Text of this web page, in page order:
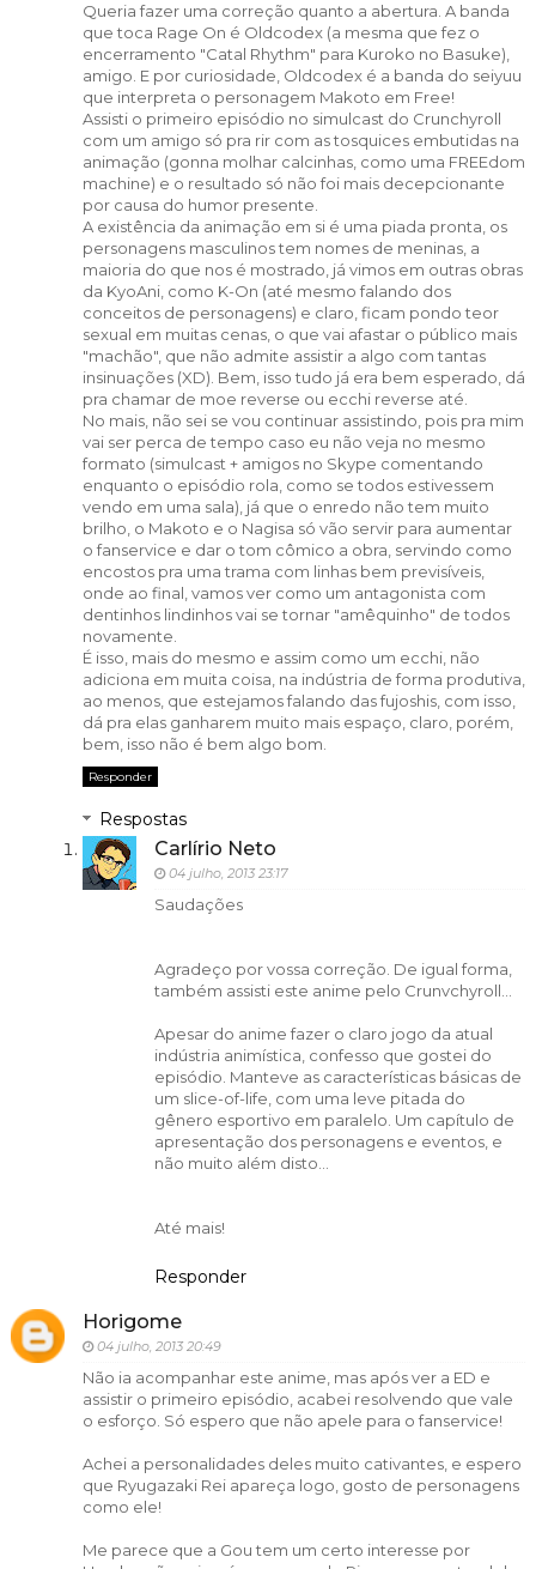
Queria fazer uma correção quanto a abertura. A banda
que toca Rage On é Oldcodex (a mesma que fez o
encerramento "Catal Rhythm" para Kuroko no Basuke),
amigo. E por curiosidade, Oldcodex é a banda do seiyuu
que interpreta o personagem Makoto em Free!
Assisti o primeiro episódio no simulcast do Crunchyroll
com um amigo só pra rir com as tosquices embutidas na
animação (gonna molhar calcinhas, como uma FREEdom
machine) e o resultado só não foi mais decepcionante
por causa do humor presente.
A existência da animação em si é uma piada pronta, os
personagens masculinos tem nomes de meninas, a
maioria do que nos é mostrado, já vimos em outras obras
da KyoAni, como K-On (até mesmo falando dos
conceitos de personagens) e claro, ficam pondo teor
sexual em muitas cenas, o que vai afastar o público mais
"machão", que não admite assistir a algo com tantas
insinuações (XD). Bem, isso tudo já era bem esperado, dá
pra chamar de moe reverse ou ecchi reverse até.
No mais, não sei se vou continuar assistindo, pois pra mim
vai ser perca de tempo caso eu não veja no mesmo
formato (simulcast + amigos no Skype comentando
enquanto o episódio rola, como se todos estivessem
vendo em uma sala), já que o enredo não tem muito
brilho, o Makoto e o Nagisa só vão servir para aumentar
o fanservice e dar o tom cômico a obra, servindo como
encostos pra uma trama com linhas bem previsíveis,
onde ao final, vamos ver como um antagonista com
dentinhos lindinhos vai se tornar "amêquinho" de todos
novamente.
É isso, mais do mesmo e assim como um ecchi, não
adiciona em muita coisa, na indústria de forma produtiva,
ao menos, que estejamos falando das fujoshis, com isso,
dá pra elas ganharem muito mais espaço, claro, porém,
bem, isso não é bem algo bom.
Responder
Respostas
Carlírio Neto
04 julho, 2013 23:17
Saudações
Agradeço por vossa correção. De igual forma,
também assisti este anime pelo Crunvchyroll...
Apesar do anime fazer o claro jogo da atual
indústria animística, confesso que gostei do
episódio. Manteve as características básicas de
um slice-of-life, com uma leve pitada do
gênero esportivo em paralelo. Um capítulo de
apresentação dos personagens e eventos, e
não muito além disto...
Até mais!
Responder
Horigome
04 julho, 2013 20:49
Não ia acompanhar este anime, mas após ver a ED e
assistir o primeiro episódio, acabei resolvendo que vale
o esforço. Só espero que não apele para o fanservice!
Achei a personalidades deles muito cativantes, e espero
que Ryugazaki Rei apareça logo, gosto de personagens
como ele!
Me parece que a Gou tem um certo interesse por